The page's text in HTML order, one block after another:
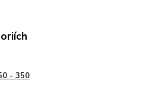
- 350